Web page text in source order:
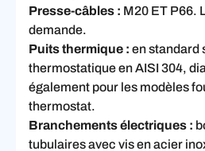
Presse-câbles : M20 ET P66.
demande.
Puits thermique : en standard
thermostatique en AISI 304,
également pour les modèles
thermostat.
Branchements électriques :
tubulaires avec vis en acier